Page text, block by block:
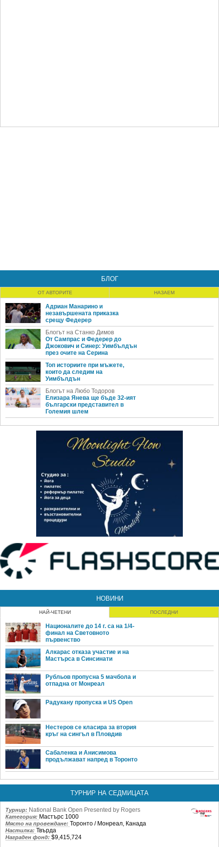
БЛОГ
ОТ АВТОРИТЕ НАЗАЕМ
Адриан Манарино и
незавършената приказка
срещу Федерер
Блогът на Станко Димов
От Сампрас и Федерер до
Джокович и Синер: Уимбълдън
през очите на Серина
Топ историите при мъжете,
които да следим на
Уимбълдън
Блогът на Любо Тодоров
Елизара Янева ще бъде 32-ият
български представител в
Големия шлем
НОВИНИ
НАЙ-ЧЕТЕНИ ПОСЛЕДНИ
Националите до 14 г. са на 1/4-
финал на Световното
първенство
Алкарас отказа участие и на
Мастърса в Синсинати
Рубльов пропусна 5 мачбола и
отпадна от Монреал
Радукану пропуска и US Open
Нестеров се класира за втория
кръг на сингъл в Пловдив
Сабаленка и Анисимова
продължават напред в Торонто
ТУРНИР НА СЕДМИЦАТА
Турнир: National Bank Open Presented by Rogers
Категория: Мастърс 1000
Място на провеждане: Торонто / Монреал, Канада
Настилка: Твърда
Награден фонд: $9,415,724